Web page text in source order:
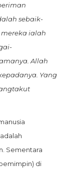
sebaik-
ialah
Allah
Yang
Sementara
di